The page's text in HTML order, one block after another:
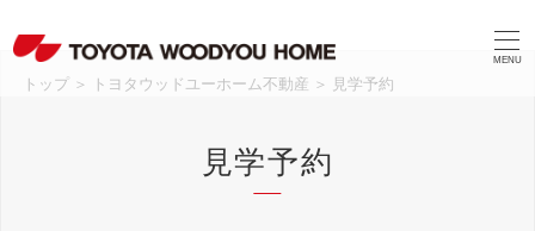
MENU
トップ ＞ トヨタウッドユーホーム不動産 ＞ 見学予約
見学予約